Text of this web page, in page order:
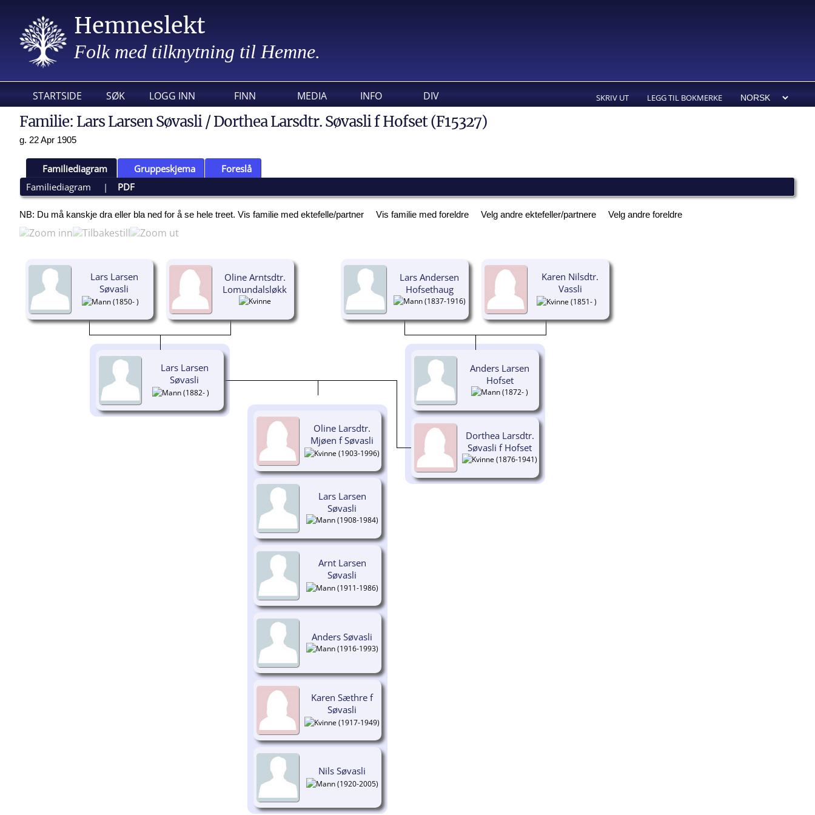
Hemneslekt
Folk med tilknytning til Hemne.
STARTSIDE SØK LOGG INN FINN MEDIA INFO DIV SKRIV UT LEGG TIL BOKMERKE
Familie: Lars Larsen Søvasli / Dorthea Larsdtr. Søvasli f Hofset (F15327)
g. 22 Apr 1905
Familiediagram Gruppeskjema
Foreslå
Familiediagram
| PDF
NB: Du må kanskje dra eller bla ned for å se hele treet. Vis familie med ektefelle/partner Vis familie med foreldre Velg andre ektefeller/partnere Velg andre foreldre
Lars Larsen
Søvasli
(1850- )
Oline Arntsdtr.
Lomundalsløkk
Lars Andersen
Hofsethaug
(1837-1916)
Karen Nilsdtr.
Vassli
(1851- )
Anders Larsen
Hofset
(1872- )
Lars Larsen
Søvasli
(1882- )
Dorthea Larsdtr.
Søvasli f Hofset
(1876-1941)
Oline Larsdtr.
Mjøen f Søvasli
(1903-1996)
Lars Larsen
Søvasli
(1908-1984)
Arnt Larsen
Søvasli
(1911-1986)
Anders Søvasli
(1916-1993)
Karen Sæthre f
Søvasli
(1917-1949)
Nils Søvasli
(1920-2005)